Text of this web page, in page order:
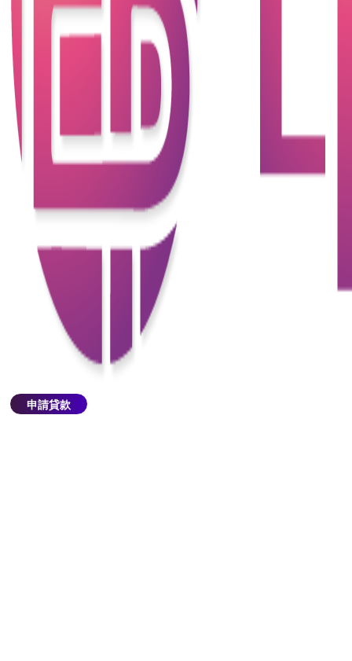
申請貸款
靈活。
3. 私立學校貸款：針對選擇私立學校的家庭，某些銀
行提供特定的貸款方案，以應對私立教育的高額學
方案，幫助家庭分散學費負擔。
二、學貸與教育貸款的優勢
1. 降低經濟壓力：透過貸款，家庭可以在學費上輕鬆
應對，減少一次性支付的壓力，保持財務穩定。
2. 提高教育機會：學貸使得更多學生能夠接受更好的
教育，無論是本地學校還是國外留學。
3. 靈活還款方案：大多數貸款計劃都提供靈活的還款
方案，家庭可以根據自身經濟狀況選擇合適的還款方
式。
4. 信用積累：及時還款能幫助借款人建立良好的信用
記錄，對未來的貸款申請有正面影響。
三、注意事項
細了解各項條款及費用，避免未來出現不必要的經濟
壓力。